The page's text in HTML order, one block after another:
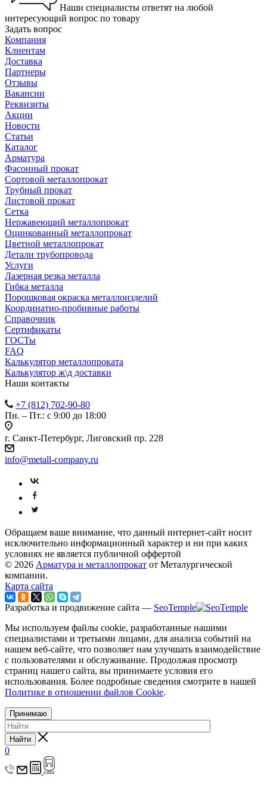
Наши специалисты ответят на любой
интересующий вопрос по товару
Задать вопрос
Компания
Клиентам
Доставка
Партнеры
Отзывы
Вакансии
Реквизиты
Акции
Новости
Статьи
Каталог
Арматура
Фасонный прокат
Сортовой металлопрокат
Трубный прокат
Листовой прокат
Сетка
Нержавеющий металлопрокат
Оцинкованный металлопрокат
Цветной металлопрокат
Детали трубопровода
Услуги
Лазерная резка металла
Гибка металла
Порошковая окраска металлоизделий
Координатно-пробивные работы
Справочник
Сертификаты
ГОСТы
FAQ
Калькулятор металлопроката
Калькулятор ж\д доставки
Наши контакты
+7 (812) 702-90-80
Пн. – Пт.: с 9:00 до 18:00
г. Санкт-Петербург, Лиговский пр. 228
info@metall-company.ru
Обращаем ваше внимание, что данный интернет-сайт носит
исключительно информационный характер и ни при каких
условиях не является публичной оффертой
© 2026 Арматура и металлопрокат от Металургической
компании.
Карта сайта
Разработка и продвижение сайта — SeoTemple
Мы используем файлы cookie, разработанные нашими
специалистами и третьими лицами, для анализа событий на
нашем веб-сайте, что позволяет нам улучшать взаимодействие
с пользователями и обслуживание. Продолжая просмотр
страниц нашего сайта, вы принимаете условия его
использования. Более подробные сведения смотрите в нашей
Политике в отношении файлов Cookie.
Принимаю
Найти
0